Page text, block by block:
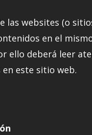
las websites (o
en el
ello deberá leer
este sitio web.